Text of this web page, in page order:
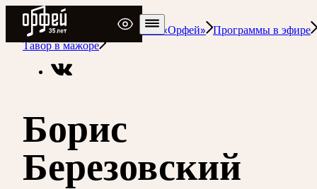
Радио Орфей
Радио классической музыки «Орфей» Программы в эфире
Тавор в мажоре
Борис
Березовский